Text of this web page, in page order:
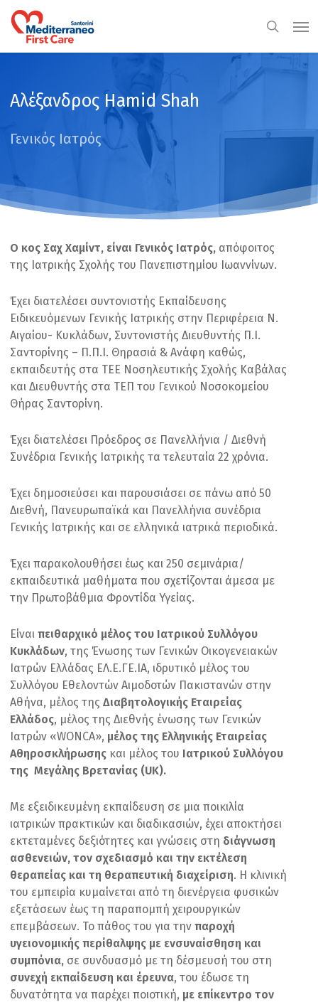
Skip
search
Αλέξανδρος Hamid Shah
Γενικός Ιατρός
O κος Σαχ Χαμίντ, είναι Γενικός Ιατρός,απόφοιτος
της Ιατρικής Σχολής του Πανεπιστημίου Ιωαννίνων.
Έχει διατελέσει συντονιστής Εκπαίδευσης
Ειδικευόμενων Γενικής Ιατρικής στην Περιφέρεια Ν.
Αιγαίου- Κυκλάδων, Συντονιστής Διευθυντής Π.Ι.
Σαντορίνης – Π.Π.Ι. Θηρασιά & Ανάφη καθώς,
εκπαιδευτής στα ΤΕΕ Νοσηλευτικής Σχολής Καβάλας
και Διευθυντής στα ΤΕΠ του Γενικού Νοσοκομείου
Θήρας Σαντορίνη.
Έχει διατελέσει Πρόεδρος σε Πανελλήνια / Διεθνή
Συνέδρια Γενικής Ιατρικής τα τελευταία 22 χρόνια.
Έχει δημοσιεύσει και παρουσιάσει σε πάνω από 50
Διεθνή, Πανευρωπαϊκά και Πανελλήνια συνέδρια
Γενικής Ιατρικής και σε ελληνικά ιατρικά περιοδικά.
Έχει παρακολουθήσει έως και 250 σεμινάρια/
εκπαιδευτικά μαθήματα που σχετίζονται άμεσα με
την Πρωτοβάθμια Φροντίδα Υγείας.
Είναι πειθαρχικό μέλος του Ιατρικού Συλλόγου
Κυκλάδων, της Ένωσης των Γενικών Οικογενειακών
Ιατρών Ελλάδας ΕΛ.Ε.ΓΕ.ΙΑ, ιδρυτικό μέλος του
Συλλόγου Εθελοντών Αιμοδοτών Πακιστανών στην
Αθήνα, μέλος της Διαβητολογικής Εταιρείας
Ελλάδος, μέλος της Διεθνής ένωσης των Γενικών
Ιατρών «WONCA», μέλος της Ελληνικής Εταιρείας
Αθηροσκλήρωσηςκαι μέλος του Ιατρικού Συλλόγου
της Μεγάλης Βρετανίας (UK).
Με εξειδικευμένη εκπαίδευση σε μια ποικιλία
ιατρικών πρακτικών και διαδικασιών, έχει αποκτήσει
εκτεταμένες δεξιότητες και γνώσεις στη διάγνωση
ασθενειών, τον σχεδιασμό και την εκτέλεση
θεραπείας και τη θεραπευτική διαχείριση. Η κλινική
του εμπειρία κυμαίνεται από τη διενέργεια φυσικών
εξετάσεων έως τη παραπομπή χειρουργικών
επεμβάσεων. Το πάθος του για την παροχή
υγειονομικής περίθαλψης με ενσυναίσθηση και
συμπόνια,σε συνδυασμό με τη δέσμευσή του στη
συνεχή εκπαίδευση και έρευνα, του έδωσε τη
δυνατότητα να παρέχει ποιοτική, με επίκεντρο τον